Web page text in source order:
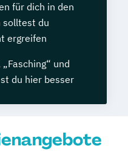
für dich in den
solltest du
ergreifen
und
du hier besser